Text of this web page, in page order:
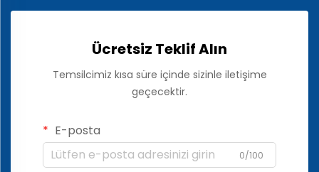
Ücretsiz Teklif Alın
Temsilcimiz kısa süre içinde sizinle iletişime
geçecektir.
E-posta
0/100